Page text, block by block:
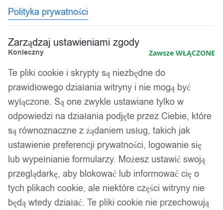
Taśma do SZCZEPIENIA Roślin Drzew
OWOCOWYCH Film 100m x 3cm
Polityka prywatności
Zarządzaj ustawieniami zgody
Konieczny Zawsze WŁĄCZONE
Te pliki cookie i skrypty są niezbędne do
prawidłowego działania witryny i nie mogą być
wyłączone. Są one zwykle ustawiane tylko w
odpowiedzi na działania podjęte przez Ciebie, które
są równoznaczne z żądaniem usług, takich jak
ustawienie preferencji prywatności, logowanie się
lub wypełnianie formularzy. Możesz ustawić swoją
przeglądarkę, aby blokować lub informować cię o
tych plikach cookie, ale niektóre części witryny nie
będą wtedy działać. Te pliki cookie nie przechowują